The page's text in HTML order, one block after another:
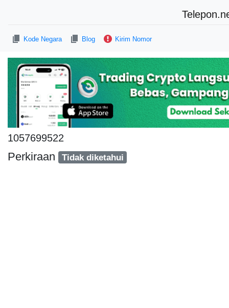
Kode Negara Blog Kirim Nomor
1057699522
Perkiraan Tidak diketahui